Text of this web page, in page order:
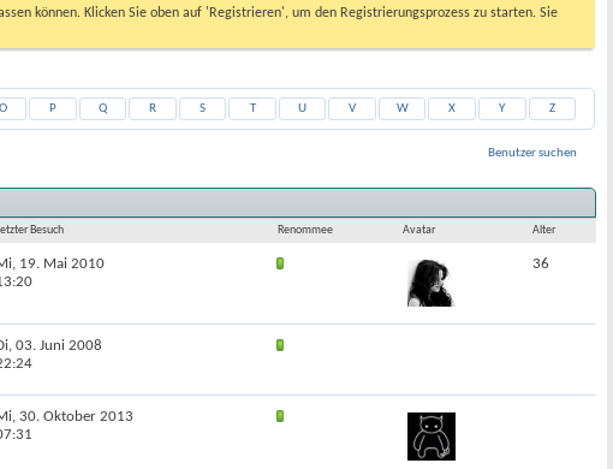
können. Klicken Sie oben auf 'Registrieren', um den Registrierungsprozess zu starten. Sie
O P Q R S T U V W X Y Z
Benutzer suchen
Besuch Renommee Avatar Alter
19. Mai 2010
36
03. Juni 2008
30. Oktober 2013